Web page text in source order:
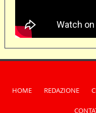
HOME REDAZIONE